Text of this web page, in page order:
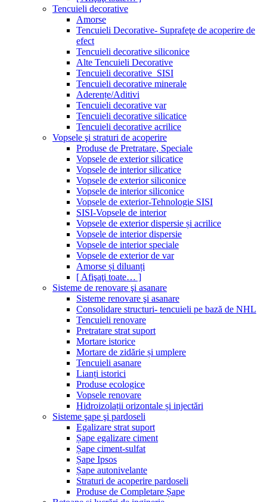
Tencuieli decorative
Amorse
Tencuieli Decorative- Suprafeţe de acoperire de
efect
Tencuieli decorative siliconice
Alte Tencuieli Decorative
Tencuieli decorative_SISI
Tencuieli decorative minerale
Aderențe/Aditivi
Tencuieli decorative var
Tencuieli decorative silicatice
Tencuieli decorative acrilice
Vopsele şi straturi de acoperire
Produse de Pretratare, Speciale
Vopsele de exterior silicatice
Vopsele de interior silicatice
Vopsele de exterior siliconice
Vopsele de interior siliconice
Vopsele de exterior-Tehnologie SISI
SISI-Vopsele de interior
Vopsele de exterior dispersie și acrilice
Vopsele de interior dispersie
Vopsele de interior speciale
Vopsele de exterior de var
Amorse și diluanți
[ Afişaţi toate… ]
Sisteme de renovare şi asanare
Sisteme renovare şi asanare
Consolidare structuri- tencuieli pe bază de NHL
Tencuieli renovare
Pretratare strat suport
Mortare istorice
Mortare de zidărie și umplere
Tencuieli asanare
Lianți istorici
Produse ecologice
Vopsele renovare
Hidroizolații orizontale și injectări
Sisteme şape şi pardoseli
Egalizare strat suport
Șape egalizare ciment
Șape ciment-sulfat
Șape Ipsos
Șape autonivelante
Straturi de acoperire pardoseli
Produse de Completare Șape